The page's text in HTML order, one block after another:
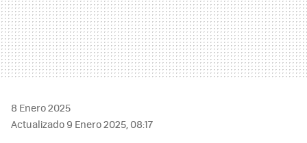
8 Enero 2025
Actualizado 9 Enero 2025, 08:17